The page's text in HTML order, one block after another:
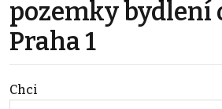
pozemky bydlení
Praha 1
Chci